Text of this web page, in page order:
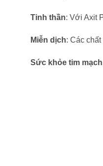
Tinh thần: Với Axit
Miễn dịch: Các
Sức khỏe tim mạch